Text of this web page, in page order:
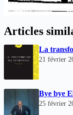
Articles
La
21 février
Bye bye
25 février